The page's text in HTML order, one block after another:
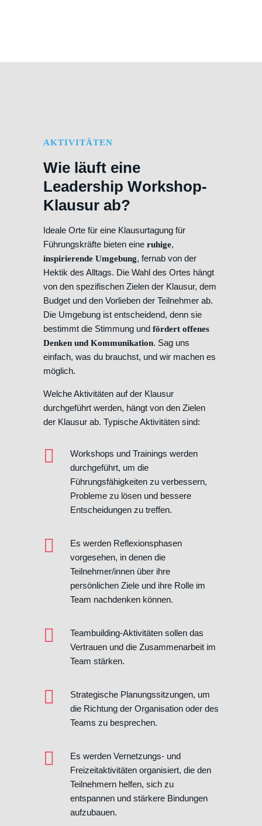
AKTIVITÄTEN
Wie läuft eine
Leadership Workshop-
Klausur ab?
Ideale Orte für eine Klausurtagung für
Führungskräfte bieten eine ruhige,
inspirierende Umgebung, fernab von der
Hektik des Alltags. Die Wahl des Ortes hängt
von den spezifischen Zielen der Klausur, dem
Budget und den Vorlieben der Teilnehmer ab.
Die Umgebung ist entscheidend, denn sie
bestimmt die Stimmung und fördert offenes
Denken und Kommunikation. Sag uns
einfach, was du brauchst, und wir machen es
möglich.
Welche Aktivitäten auf der Klausur
durchgeführt werden, hängt von den Zielen
der Klausur ab. Typische Aktivitäten sind:
Workshops und Trainings werden
durchgeführt, um die
Führungsfähigkeiten zu verbessern,
Probleme zu lösen und bessere
Entscheidungen zu treffen.
Es werden Reflexionsphasen
vorgesehen, in denen die
Teilnehmer/innen über ihre
persönlichen Ziele und ihre Rolle im
Team nachdenken können.
Teambuilding-Aktivitäten sollen das
Vertrauen und die Zusammenarbeit im
Team stärken.
Strategische Planungssitzungen, um
die Richtung der Organisation oder des
Teams zu besprechen.
Es werden Vernetzungs- und
Freizeitaktivitäten organisiert, die den
Teilnehmern helfen, sich zu
entspannen und stärkere Bindungen
aufzubauen.